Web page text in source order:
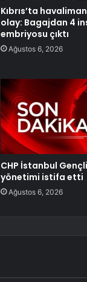
Kıbrıs’ta
olay: Bagajdan 4
embriyosu çıktı
Ağustos 6, 2026
CHP İstanbul
yönetimi istifa etti
Ağustos 6, 2026